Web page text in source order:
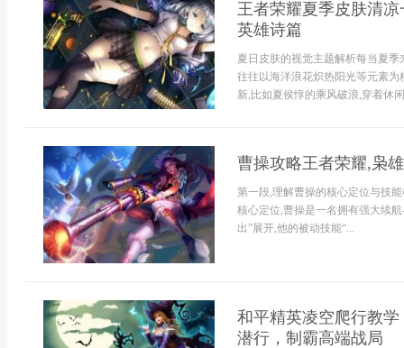
王者荣耀夏季皮肤清
英雄诗篇
夏日皮肤的视觉主题解析每当夏
往往以海洋浪花炽热阳光等元素
新,比如夏侯惇的乘风破浪,穿着休
曹操攻略王者荣耀,枭
第一段,理解曹操的核心定位与技
核心定位,曹操是一名拥有强大续
出”展开,他的被动技能“...
和平精英凌空爬行教
潜行，制霸高端战局